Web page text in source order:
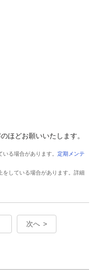
ほどお願いいたします。
る場合があります。 定期メンテ
している場合があります。詳細
次へ